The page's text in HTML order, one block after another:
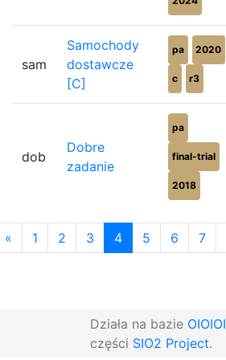
sam
Samochody
dostawcze
[C]
pa 2020
c r3
dob
Dobre
zadanie
pa
final-trial
2018
« 1 2 3 4 5 6 7
Działa na bazie OIOIOI
części SIO2 Project.